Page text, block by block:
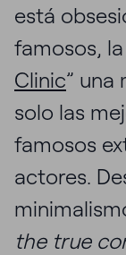
está
famosos,
Clinic” una
solo las
famosos
actores.
the true